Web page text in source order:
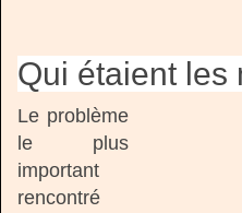
Qui étaient les
Le problème
le plus
important
rencontré